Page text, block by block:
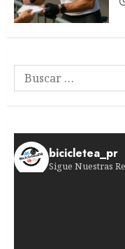
Buscar:
bicicletea_pr
Sigue Nuestras